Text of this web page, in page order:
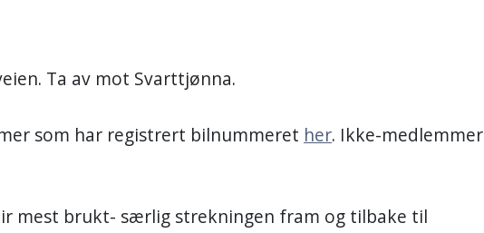
Ta av mot Svarttjønna.
som har registrert bilnummeret her. Ikke-medlemmer
mest brukt- særlig strekningen fram og tilbake til